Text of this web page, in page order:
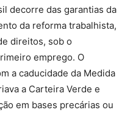
decorre das garantias da
da reforma trabalhista,
direitos, sob o
emprego. O
a caducidade da Medida
a Carteira Verde e
em bases precárias ou